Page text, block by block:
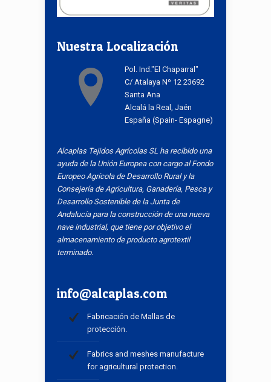
Nuestra Localización
Pol. Ind."El Chaparral"
C/ Atalaya Nº 12 23692
Santa Ana
Alcalá la Real, Jaén
España (Spain- Espagne)
Alcaplas Tejidos Agrícolas SL ha recibido una
ayuda de la Unión Europea con cargo al Fondo
Europeo Agrícola de Desarrollo Rural y la
Consejería de Agricultura, Ganadería, Pesca y
Desarrollo Sostenible de la Junta de
Andalucía para la construcción de una nueva
nave industrial, que tiene por objetivo el
almacenamiento de producto agrotextil
terminado.
info@alcaplas.com
Fabricación de Mallas de
protección.
Fabrics and meshes manufacture
for agricultural protection.